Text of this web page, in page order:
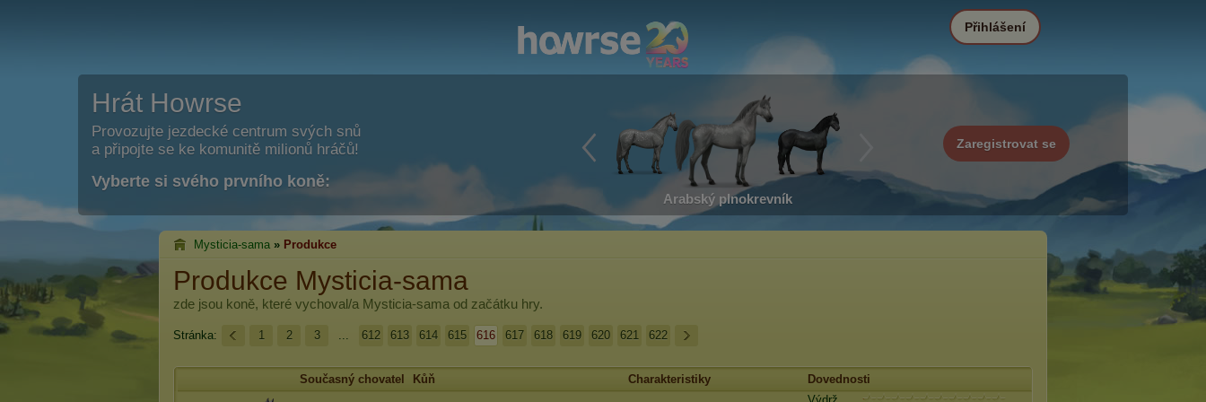
Hrát Howrse
Provozujte jezdecké centrum svých snů
a připojte se ke komunitě milionů hráčů!
Vyberte si svého prvního koně:
Arabský plnokrevník
Zaregistrovat se
Přihlášení
Mysticia-sama » Produkce
Produkce Mysticia-sama
zde jsou koně, které vychoval/a Mysticia-sama od začátku hry.
Stránka: 1 2 3 ... 612 613 614 615 616 617 618 619 620 621 622
Současný chovatel Kůň Charakteristiky Dovednosti